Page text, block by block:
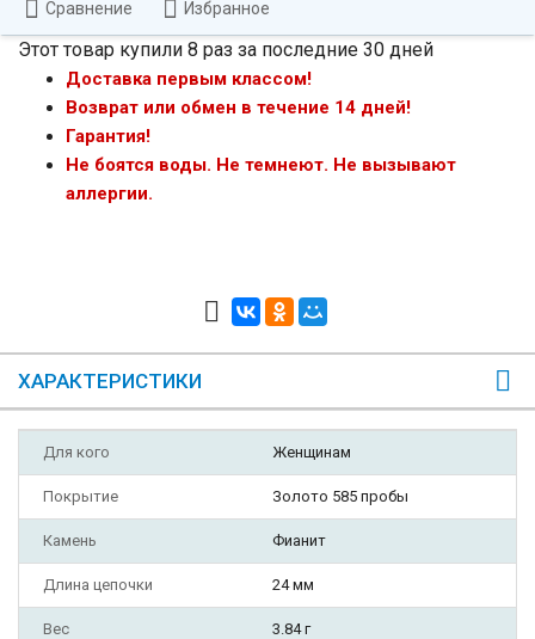
Сравнение Избранное
Этот товар купили 8 раз за последние 30 дней
Доставка первым классом!
Возврат или обмен в течение 14 дней!
Гарантия!
Не боятся воды. Не темнеют. Не вызывают
аллергии.
ХАРАКТЕРИСТИКИ
Для кого Женщинам
Покрытие Золото 585 пробы
Камень Фианит
Длина цепочки 24 мм
Вес 3.84 г